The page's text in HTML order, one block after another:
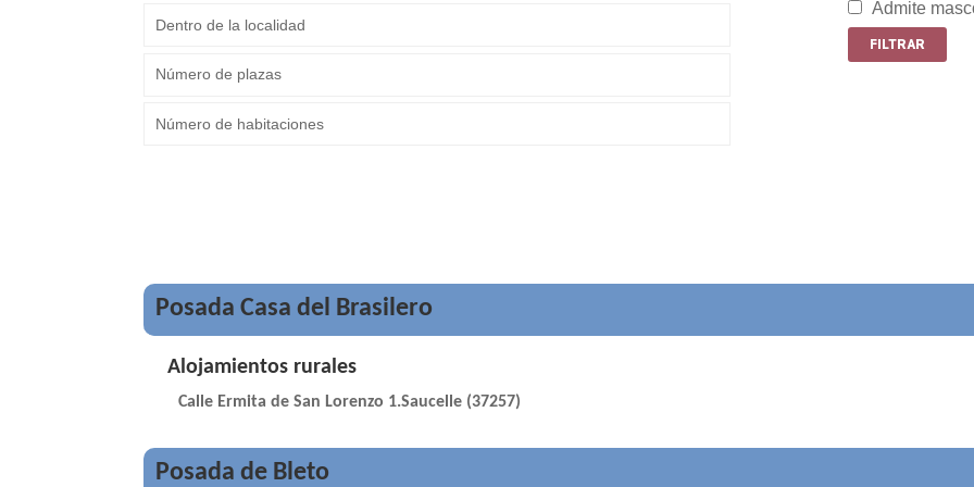
Admite
Posada Casa del Brasilero
Alojamientos rurales
Calle Ermita de San Lorenzo 1.Saucelle (37257)
Posada de Bleto